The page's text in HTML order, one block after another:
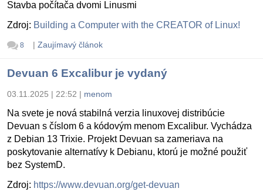
Stavba počítača dvomi Linusmi
Zdroj: Building a Computer with the CREATOR of Linux!
8 | Zaujímavý článok
Devuan 6 Excalibur je vydaný
03.11.2025 | 22:52 | menom
Na svete je nová stabilná verzia linuxovej distribúcie
Devuan s číslom 6 a kódovým menom Excalibur. Vychádza
z Debian 13 Trixie. Projekt Devuan sa zameriava na
poskytovanie alternatívy k Debianu, ktorú je možné použiť
bez SystemD.
Zdroj: https://www.devuan.org/get-devuan